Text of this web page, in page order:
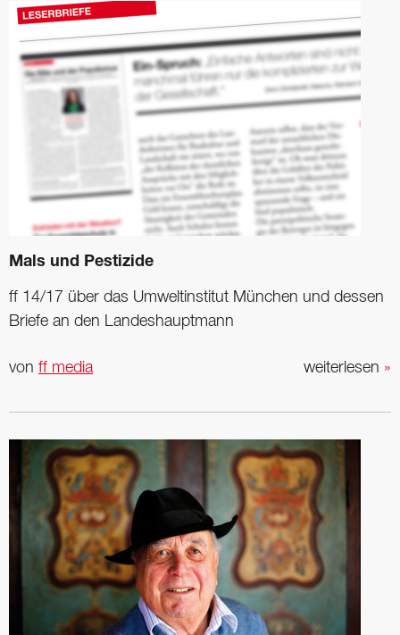
Mals und Pestizide
ff 14/17 über das Umweltinstitut München und dessen
Briefe an den Landeshauptmann
weiterlesen »
von ff media